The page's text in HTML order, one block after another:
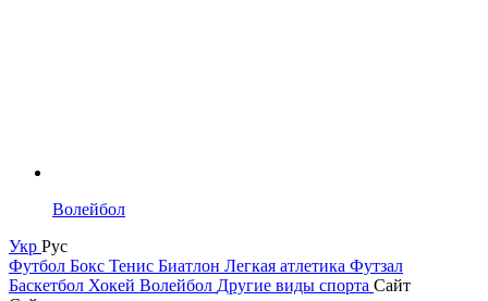
Волейбол
Укр Рус
Футбол Бокс Тенис Биатлон Легкая атлетика Футзал
Баскетбол Хокей Волейбол Другие виды спорта Сайт